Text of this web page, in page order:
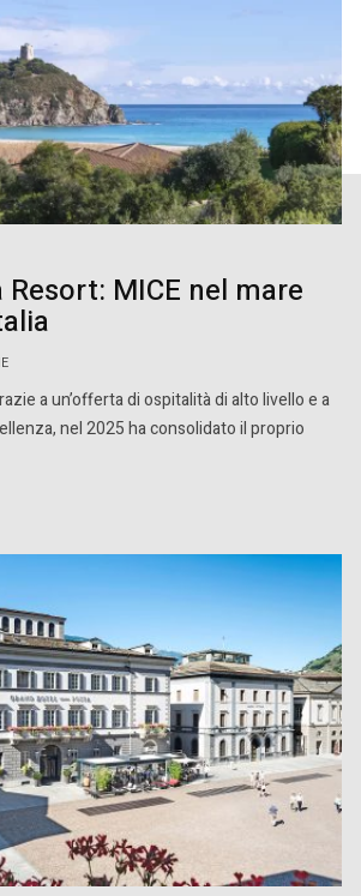
Resort: MICE nel mare
a un’offerta di ospitalità di alto livello e a
nel 2025 ha consolidato il proprio